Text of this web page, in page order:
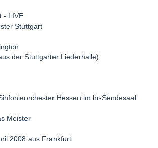
- LIVE
Stuttgart
der Stuttgarter Liederhalle)
Hessen im hr-Sendesaal
Meister
2008 aus Frankfurt